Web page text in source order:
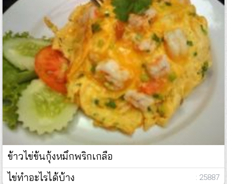
ข้าวไข่ข้นกุ้งหมึกพริกเกลือ
ไข่ทำอะไรได้บ้าง
: 25887